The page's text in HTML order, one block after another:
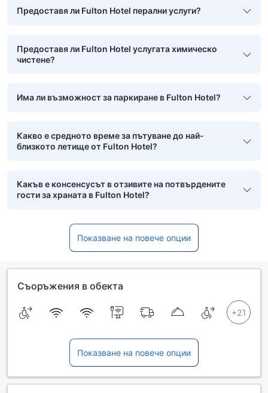
Предоставя ли Fulton Hotel перални услуги?
Предоставя ли Fulton Hotel услугата химическо
чистене?
Има ли възможност за паркиране в Fulton Hotel?
Какво е средното време за пътуване до най-
близкото летище от Fulton Hotel?
Какъв е консенсусът в отзивите на потвърдените
гости за храната в Fulton Hotel?
Показване на повече опции
Съоръжения в обекта
Показване на повече опции